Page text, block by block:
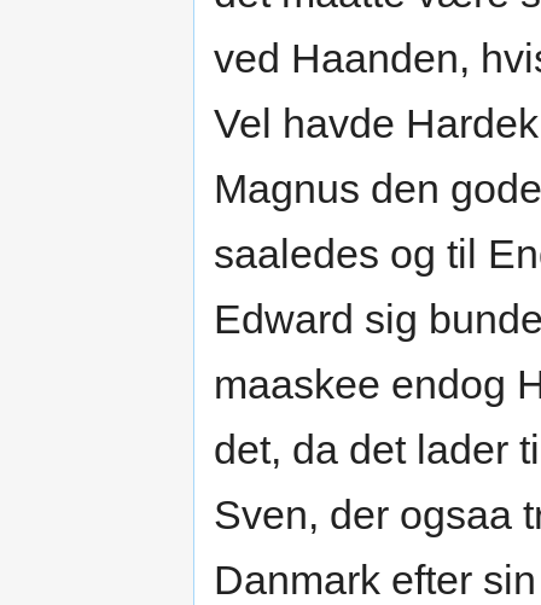
ved Haanden,
Vel havde
Magnus den
saaledes og til
Edward sig
maaskee endog
det, da det lader
Sven, der ogsaa
Danmark efter